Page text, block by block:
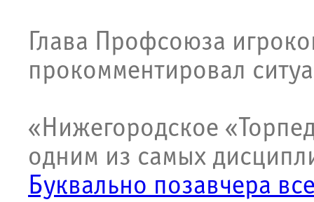
Глава Профсоюза
прокомментировал
«Нижегородское
одним из самых
Буквально позавчера